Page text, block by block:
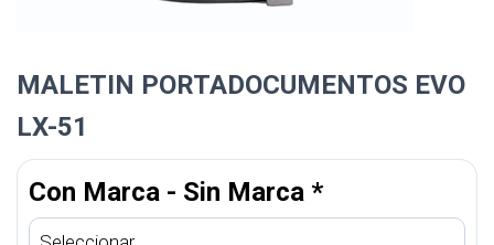
MALETIN PORTADOCUMENTOS EVO
LX-51
Con Marca - Sin Marca *